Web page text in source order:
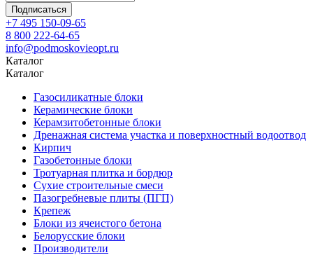
Подписаться
+7 495 150-09-65
8 800 222-64-65
info@podmoskovieopt.ru
Каталог
Каталог
Газосиликатные блоки
Керамические блоки
Керамзитобетонные блоки
Дренажная система участка и поверхностный водоотвод
Кирпич
Газобетонные блоки
Тротуарная плитка и бордюр
Сухие строительные смеси
Пазогребневые плиты (ПГП)
Крепеж
Блоки из ячеистого бетона
Белорусские блоки
Производители